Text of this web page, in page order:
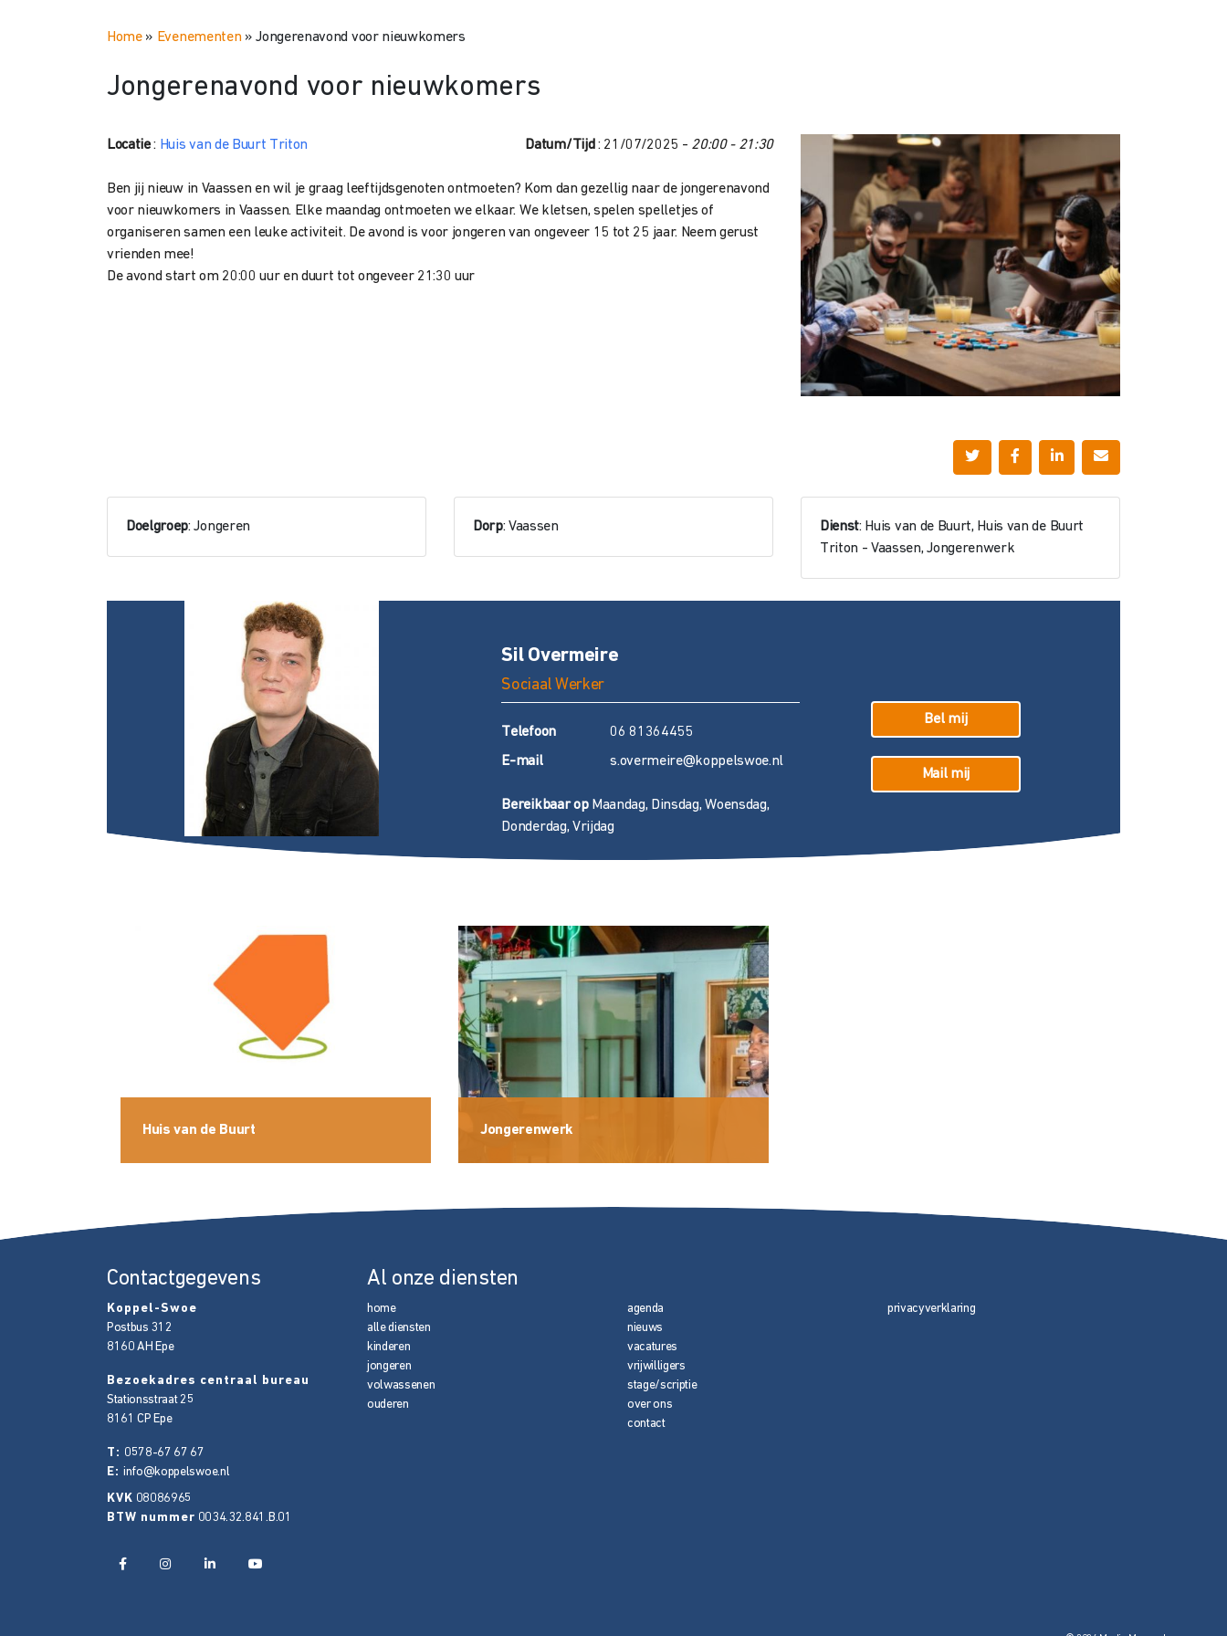
Home» Evenementen»Jongerenavond voor nieuwkomers
Jongerenavond voor nieuwkomers
Locatie: Huis van de Buurt Triton Datum/Tijd : 21/07/2025 - 20:00 - 21:30
Ben jij nieuw in Vaassen en wil je graag leeftijdsgenoten ontmoeten? Kom dan gezellig naar de jongerenavond
voor nieuwkomers in Vaassen. Elke maandag ontmoeten we elkaar. We kletsen, spelen spelletjes of
organiseren samen een leuke activiteit. De avond is voor jongeren van ongeveer 15 tot 25 jaar. Neem gerust
vrienden mee!
De avond start om 20:00 uur en duurt tot ongeveer 21:30 uur
Doelgroep: Jongeren Dorp: Vaassen Dienst: Huis van de Buurt, Huis van de Buurt
Triton - Vaassen, Jongerenwerk
Sil Overmeire
Sociaal Werker
Telefoon
06 81364455
E-mail s.overmeire@koppelswoe.nl
Bereikbaar opMaandag, Dinsdag, Woensdag,
Donderdag, Vrijdag
Bel mij
Mail mij
Huis van de Buurt Jongerenwerk
Contactgegevens
Koppel-Swoe
Postbus 312
8160 AH Epe
Bezoekadres centraal bureau
Stationsstraat 25
8161 CP Epe
T: 0578-67 67 67
E: info@koppelswoe.nl
KVK 08086965
BTW nummer 0034.32.841.B.01
Al onze diensten
home
alle diensten
kinderen
jongeren
volwassenen
ouderen
agenda
nieuws
vacatures
vrijwilligers
stage/scriptie
over ons
contact
privacyverklaring